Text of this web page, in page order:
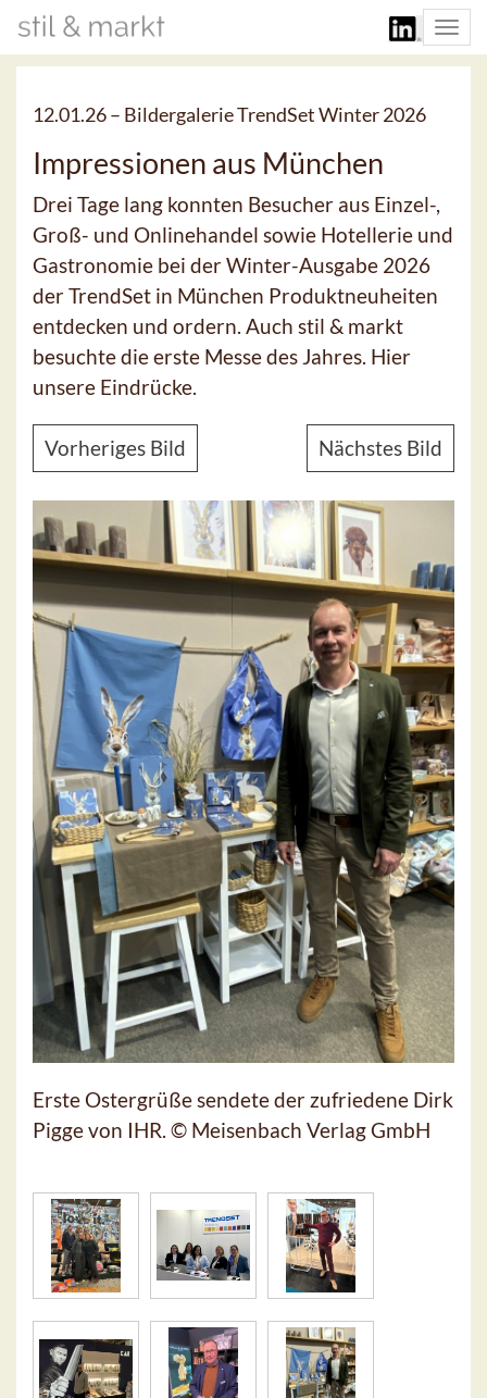
12.01.26 – Bildergalerie TrendSet Winter 2026
Impressionen aus München
Drei Tage lang konnten Besucher aus Einzel-,
Groß- und Onlinehandel sowie Hotellerie und
Gastronomie bei der Winter-Ausgabe 2026
der TrendSet in München Produktneuheiten
entdecken und ordern. Auch stil & markt
besuchte die erste Messe des Jahres. Hier
unsere Eindrücke.
Vorheriges Bild Nächstes Bild
Erste Ostergrüße sendete der zufriedene Dirk
Pigge von IHR. © Meisenbach Verlag GmbH